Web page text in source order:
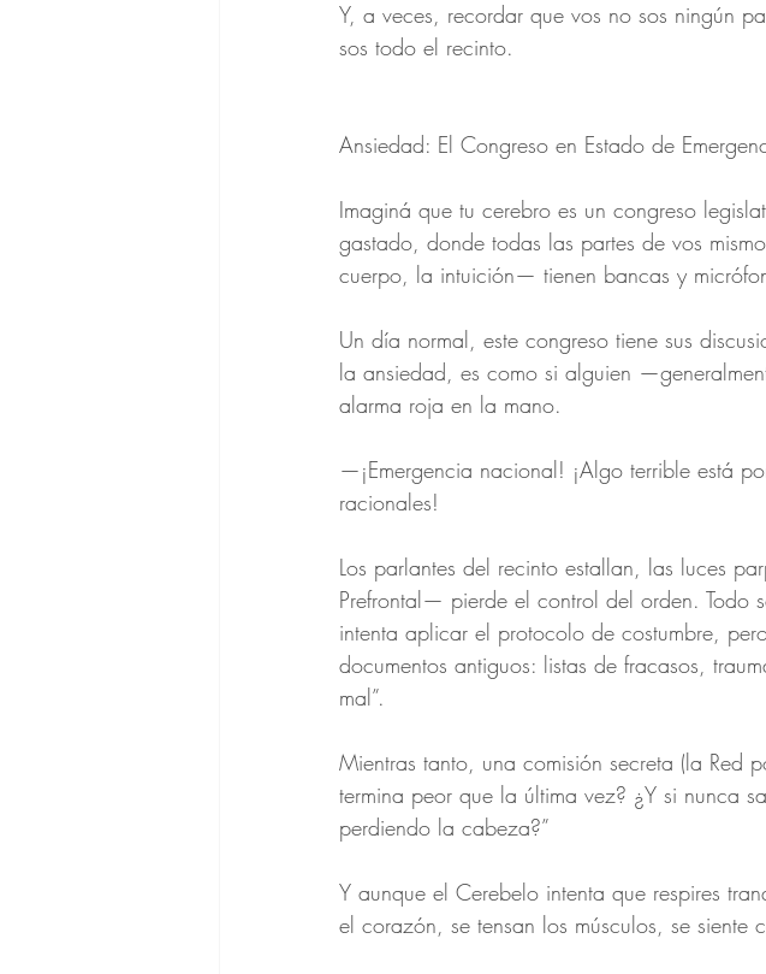
Y, a veces, recordar que vos no sos ningún
sos todo el recinto.
Ansiedad: El Congreso en Estado de
Imaginá que tu cerebro es un congreso
gastado, donde todas las partes de vos
cuerpo, la intuición— tienen bancas y
Un día normal, este congreso tiene sus
la ansiedad, es como si alguien
alarma roja en la mano.
—¡Emergencia nacional! ¡Algo terrible está
racionales!
Los parlantes del recinto estallan, las luces
Prefrontal— pierde el control del orden. Todo
intenta aplicar el protocolo de costumbre,
documentos antiguos: listas de fracasos,
mal”.
Mientras tanto, una comisión secreta (la Red
termina peor que la última vez? ¿Y si nunca
perdiendo la cabeza?”
Y aunque el Cerebelo intenta que respires
el corazón, se tensan los músculos, se siente